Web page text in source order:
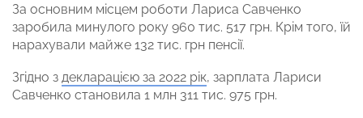
За основним місцем роботи Лариса Савченко
заробила минулого року 960 тис. 517 грн. Крім того, їй
нарахували майже 132 тис. грн пенсії.
Згідно з декларацією за 2022 рік, зарплата Лариси
Савченко становила 1 млн 311 тис. 975 грн.